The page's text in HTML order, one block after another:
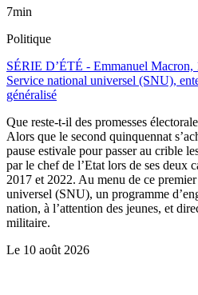
7min
Politique
SÉRIE D’ÉTÉ - Emmanuel Macron,
Service national universel (SNU),
généralisé
Que reste-t-il des promesses
Alors que le second quinquennat
pause estivale pour passer au crible
par le chef de l’Etat lors de ses deux
2017 et 2022. Au menu de ce
universel (SNU), un programme
nation, à l’attention des jeunes, et
militaire.
Le 10 août 2026